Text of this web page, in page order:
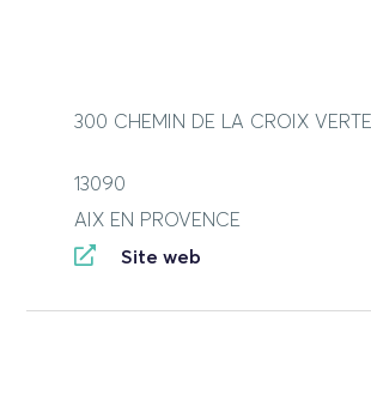
300 CHEMIN DE LA CROIX VERTE
13090
AIX EN PROVENCE
Site web